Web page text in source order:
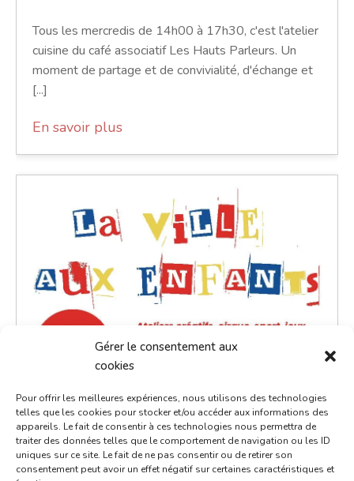
Gérer le consentement aux
cookies
Pour offrir les meilleures expériences, nous utilisons des technologies
telles que les cookies pour stocker et/ou accéder aux informations des
appareils. Le fait de consentir à ces technologies nous permettra de
traiter des données telles que le comportement de navigation ou les ID
uniques sur ce site. Le fait de ne pas consentir ou de retirer son
consentement peut avoir un effet négatif sur certaines caractéristiques et
Tous les mercredis de 14h00 à 17h30, c'est l'atelier
cuisine du café associatif Les Hauts Parleurs. Un
moment de partage et de convivialité, d'échange et
[...]
En savoir plus